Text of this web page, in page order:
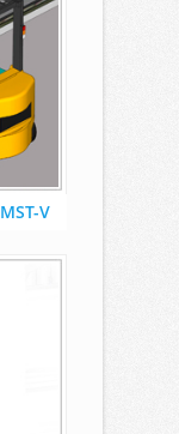
MST-V